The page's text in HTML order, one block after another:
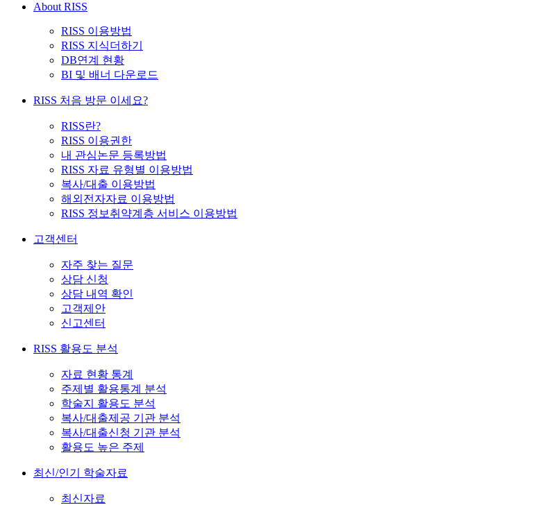
About RISS
RISS 이용방법
RISS 지식더하기
DB연계 현황
BI 및 배너 다운로드
RISS 처음 방문 이세요?
RISS란?
RISS 이용권한
내 관심논문 등록방법
RISS 자료 유형별 이용방법
복사/대출 이용방법
해외전자자료 이용방법
RISS 정보취약계층 서비스 이용방법
고객센터
자주 찾는 질문
상담 신청
상담 내역 확인
고객제안
신고센터
RISS 활용도 분석
자료 현황 통계
주제별 활용통계 분석
학술지 활용도 분석
복사/대출제공 기관 분석
복사/대출신청 기관 분석
활용도 높은 주제
최신/인기 학술자료
최신자료